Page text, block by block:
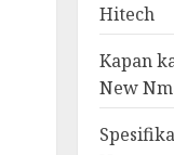
Hitech
Kapan
New